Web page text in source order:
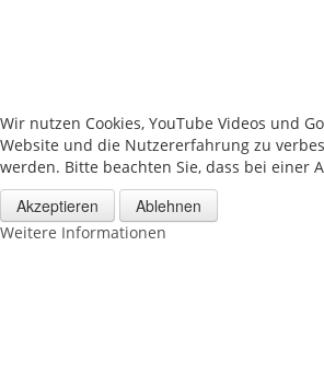
Wir nutzen Cookies, YouTube Videos und
Website und die Nutzererfahrung zu
werden. Bitte beachten Sie, dass bei einer
Akzeptieren Ablehnen
Weitere Informationen